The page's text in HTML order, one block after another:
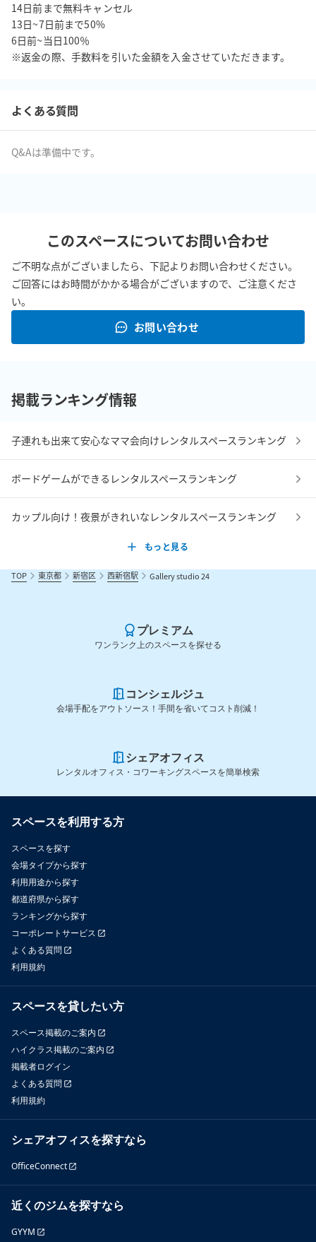
14日前まで無料キャンセル
13日~7日前まで50%
6日前~当日100％
※返金の際、手数料を引いた金額を入金させていただきます。
よくある質問
Q&Aは準備中です。
このスペースについてお問い合わせ
ご不明な点がございましたら、下記よりお問い合わせください。
ご回答にはお時間がかかる場合がございますので、ご注意くださ
い。
お問い合わせ
掲載ランキング情報
子連れも出来て安心なママ会向けレンタルスペースランキング
ボードゲームができるレンタルスペースランキング
カップル向け！夜景がきれいなレンタルスペースランキング
もっと見る
TOP 東京都 新宿区 西新宿駅 Gallery studio 24
プレミアム
ワンランク上のスペースを探せる
コンシェルジュ
会場手配をアウトソース！手間を省いてコスト削減！
シェアオフィス
レンタルオフィス・コワーキングスペースを簡単検索
スペースを利用する方
スペースを探す
会場タイプから探す
利用用途から探す
都道府県から探す
ランキングから探す
コーポレートサービス
よくある質問
利用規約
スペースを貸したい方
スペース掲載のご案内
ハイクラス掲載のご案内
掲載者ログイン
よくある質問
利用規約
シェアオフィスを探すなら
OfficeConnect
近くのジムを探すなら
GYYM